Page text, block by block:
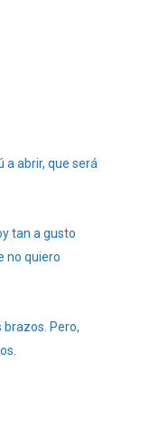
a abrir, que será
tan a gusto
no quiero
Pero,